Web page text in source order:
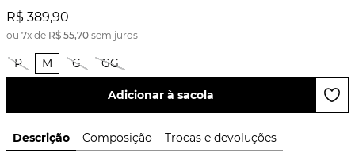
R$ 389,90
ou 7x de R$ 55,70 sem juros
P M G GG
Adicionar à sacola
Descrição Composição Trocas e devoluções